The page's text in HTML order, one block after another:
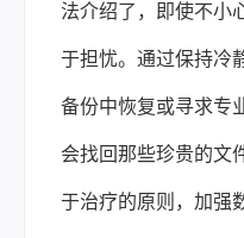
法介绍了，即使不小
于担忧。通过保持冷
备份中恢复或寻求专
会找回那些珍贵的文
于治疗的原则，加强